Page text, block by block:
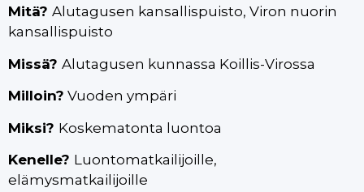
Mitä? Alutagusen kansallispuisto, Viron nuorin
kansallispuisto
Missä? Alutagusen kunnassa Koillis-Virossa
Milloin? Vuoden ympäri
Miksi? Koskematonta luontoa
Kenelle? Luontomatkailijoille,
elämysmatkailijoille